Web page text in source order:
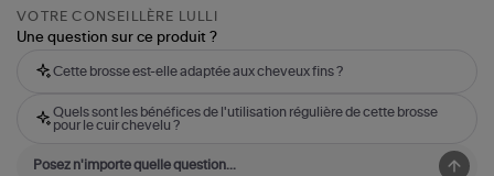
VOTRE CONSEILLÈRE LULLI
Une question sur ce produit ?
Cette brosse est-elle adaptée aux cheveux fins ?
Quels sont les bénéfices de l'utilisation régulière de cette brosse
pour le cuir chevelu ?